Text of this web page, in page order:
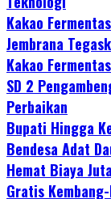
Kakao
Jembrana
Kakao
SD 2
Perbaikan
Bupati Hingga
Bendesa Adat
Hemat Biaya
Gratis